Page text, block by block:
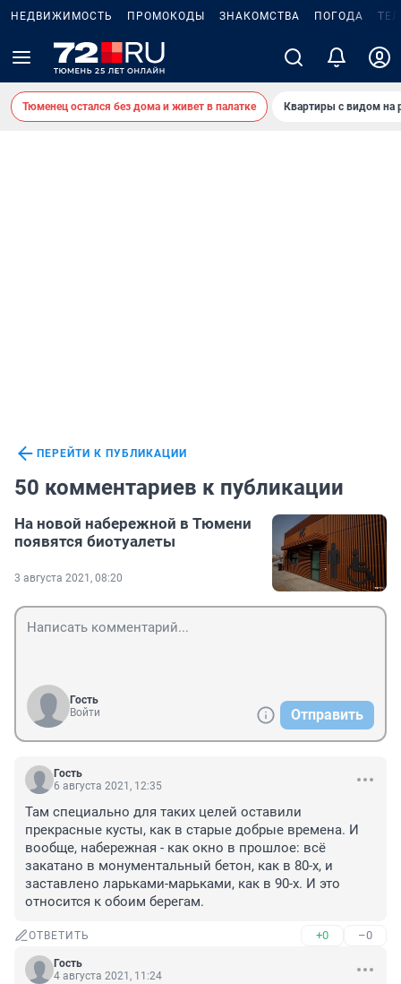
НЕДВИЖИМОСТЬ ПРОМОКОДЫ ЗНАКОМСТВА ПОГОДА
Тюменец остался без дома и живет в палатке Квартиры с видом на
ПЕРЕЙТИ К ПУБЛИКАЦИИ
50 комментариев к публикации
На новой набережной в Тюмени
появятся биотуалеты
3 августа 2021, 08:20
Гость
Войти
Отправить
Гость
6 августа 2021, 12:35
Там специально для таких целей оставили
прекрасные кусты, как в старые добрые времена. И
вообще, набережная - как окно в прошлое: всё
закатано в монументальный бетон, как в 80-х, и
заставлено ларьками-марьками, как в 90-х. И это
относится к обоим берегам.
ОТВЕТИТЬ +0 –0
Гость
4 августа 2021, 11:24